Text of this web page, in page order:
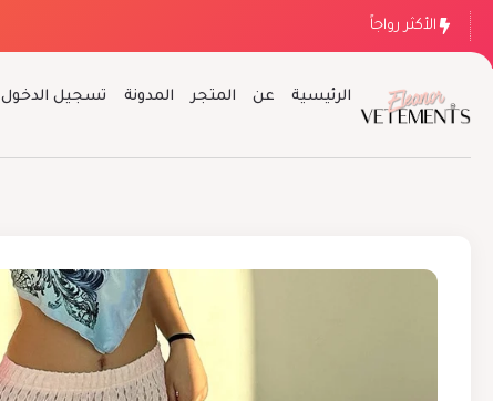
الأكثر رواجاً
الرئيسية عن المتجر المدونة تسجيل الدخول